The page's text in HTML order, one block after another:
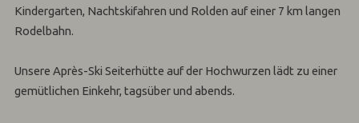
Kindergarten, Nachtskifahren und Rolden auf einer 7 km langen
Rodelbahn.
Unsere Après-Ski Seiterhütte auf der Hochwurzen lädt zu einer
gemütlichen Einkehr, tagsüber und abends.